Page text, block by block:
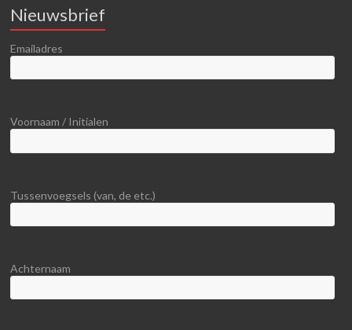
Nieuwsbrief
Emailadres
Voornaam / Initialen
Tussenvoegsels (van, de etc.)
Achternaam